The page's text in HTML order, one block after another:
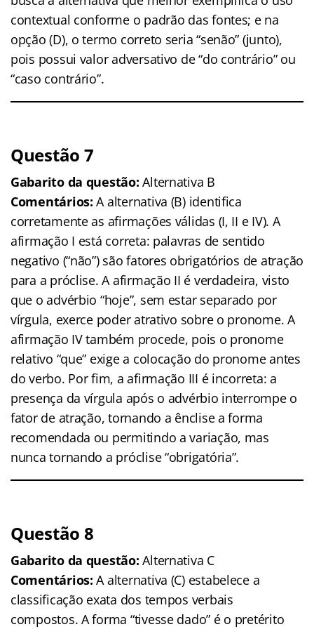
contextual conforme o padrão das fontes; e na
opção (D), o termo correto seria “senão” (junto),
pois possui valor adversativo de “do contrário” ou
“caso contrário”.
Questão 7
Gabarito da questão: Alternativa B
Comentários: A alternativa (B) identifica
corretamente as afirmações válidas (I, II e IV). A
afirmação I está correta: palavras de sentido
negativo (“não”) são fatores obrigatórios de atração
para a próclise. A afirmação II é verdadeira, visto
que o advérbio “hoje”, sem estar separado por
vírgula, exerce poder atrativo sobre o pronome. A
afirmação IV também procede, pois o pronome
relativo “que” exige a colocação do pronome antes
do verbo. Por fim, a afirmação III é incorreta: a
presença da vírgula após o advérbio interrompe o
fator de atração, tornando a ênclise a forma
recomendada ou permitindo a variação, mas
nunca tornando a próclise “obrigatória”.
Questão 8
Gabarito da questão: Alternativa C
Comentários: A alternativa (C) estabelece a
classificação exata dos tempos verbais
compostos. A forma “tivesse dado” é o pretérito